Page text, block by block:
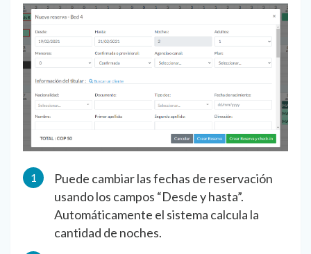
Puede cambiar las fechas de reservación
usando los campos “Desde y hasta”.
Automáticamente el sistema calcula la
cantidad de noches.